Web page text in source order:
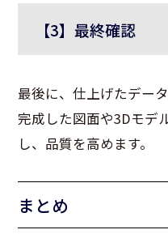
【3】最終確認
最後に、仕上げたデー
完成した図面や3Dモデ
し、品質を高めます。
まとめ